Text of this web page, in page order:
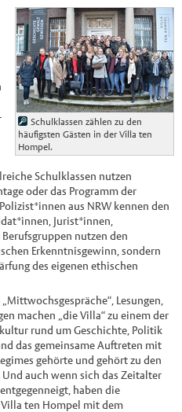
Schulklassen zählen zu den
häufigsten Gästen in der Villa ten
Hompel.
Schulklassen nutzen
oder das Programm der
aus NRW kennen den
Jurist*innen,
nutzen den
Erkenntnisgewinn, sondern
des eigenen ethischen
Lesungen,
machen „die Villa“ zu einem der
rund um Geschichte, Politik
das gemeinsame Auftreten mit
gehörte und gehört zu den
auch wenn sich das Zeitalter
haben die
ten Hompel mit dem